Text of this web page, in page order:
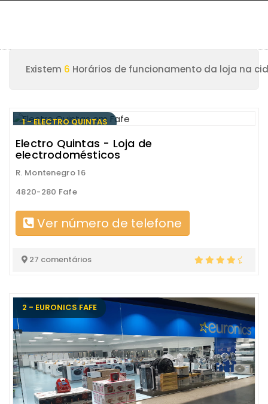
Existem 6 Horários de funcionamento da loja na
1 - ELECTRO QUINTAS
Electro Quintas - Loja de
electrodomésticos
R. Montenegro 16
4820-280 Fafe
Ver número de telefone
27 comentários
2 - EURONICS FAFE